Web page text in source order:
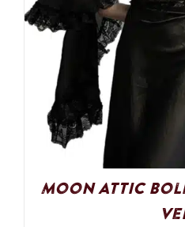
Moon Attic